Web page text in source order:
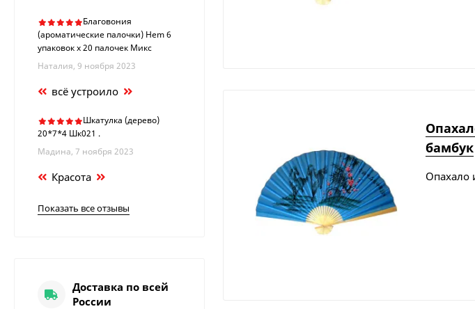
бамбук
Опахало
Благовония
(ароматические палочки) Hem 6
упаковок х 20 палочек Микс
Наталия, 9 ноября 2023
всё устроило
Шкатулка (дерево)
20*7*4 Шк021 .
Мадина, 7 ноября 2023
Красота
Показать все отзывы
Доставка по всей
России